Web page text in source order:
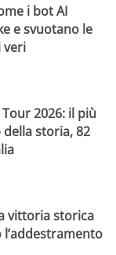
i bot AI
e svuotano le
veri
2026: il più
storia, 82
vittoria storica